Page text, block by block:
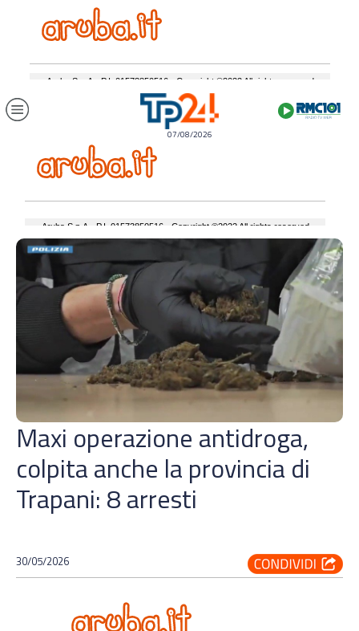
07/08/2026
Maxi operazione antidroga,
colpita anche la provincia di
Trapani: 8 arresti
30/05/2026